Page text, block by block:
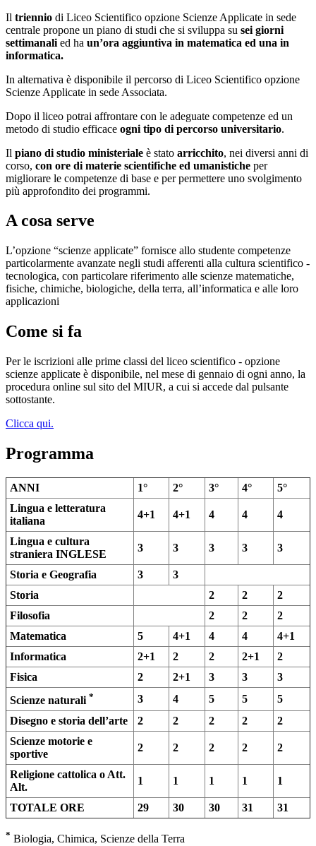
Il triennio di Liceo Scientifico opzione Scienze Applicate in sede
centrale propone un piano di studi che si sviluppa su sei giorni
settimanali ed ha un’ora aggiuntiva in matematica ed una in
informatica.
In alternativa è disponibile il percorso di Liceo Scientifico opzione
Scienze Applicate in sede Associata.
Dopo il liceo potrai affrontare con le adeguate competenze ed un
metodo di studio efficace ogni tipo di percorso universitario.
Il piano di studio ministeriale è stato arricchito, nei diversi anni di
corso, con ore di materie scientifiche ed umanistiche per
migliorare le competenze di base e per permettere uno svolgimento
più approfondito dei programmi.
A cosa serve
L’opzione “scienze applicate” fornisce allo studente competenze
particolarmente avanzate negli studi afferenti alla cultura scientifico -
tecnologica, con particolare riferimento alle scienze matematiche,
fisiche, chimiche, biologiche, della terra, all’informatica e alle loro
applicazioni
Come si fa
Per le iscrizioni alle prime classi del liceo scientifico - opzione
scienze applicate è disponibile, nel mese di gennaio di ogni anno, la
procedura online sul sito del MIUR, a cui si accede dal pulsante
sottostante.
Clicca qui.
Programma
ANNI 1° 2° 3° 4°
5°
Lingua e letteratura
italiana
4+1 4+1 4 4 4
Lingua e cultura
straniera INGLESE
3 3 3 3 3
Storia e Geografia 3
3
Storia
2 2
2
Filosofia
2 2
2
Matematica
5 4+1 4 4
4+1
Informatica
2+1 2 2 2+1
2
Fisica
2 2+1 3 3
3
Scienze naturali * 3 4 5 5
5
Disegno e storia dell’arte
2 2 2 2
2
Scienze motorie e
sportive
2 2 2 2 2
Religione cattolica o Att.
Alt.
1 1 1 1 1
TOTALE ORE 29 30 30 31 31
* Biologia, Chimica, Scienze della Terra